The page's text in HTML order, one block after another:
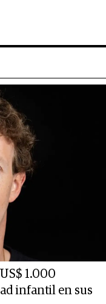
1.000
infantil en sus